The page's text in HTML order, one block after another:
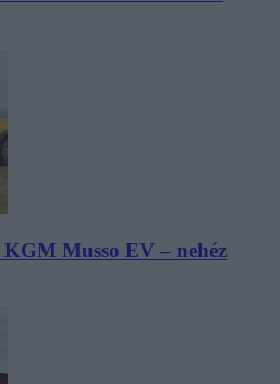
Musso EV – nehéz